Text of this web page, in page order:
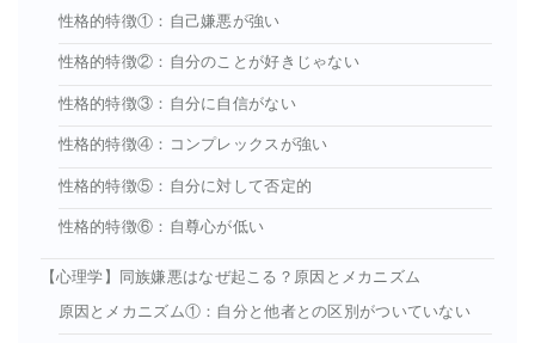
性格的特徴①：自己嫌悪が強い
性格的特徴②：自分のことが好きじゃない
性格的特徴③：自分に自信がない
性格的特徴④：コンプレックスが強い
性格的特徴⑤：自分に対して否定的
性格的特徴⑥：自尊心が低い
【心理学】同族嫌悪はなぜ起こる？原因とメカニズム
原因とメカニズム①：自分と他者との区別がついていない